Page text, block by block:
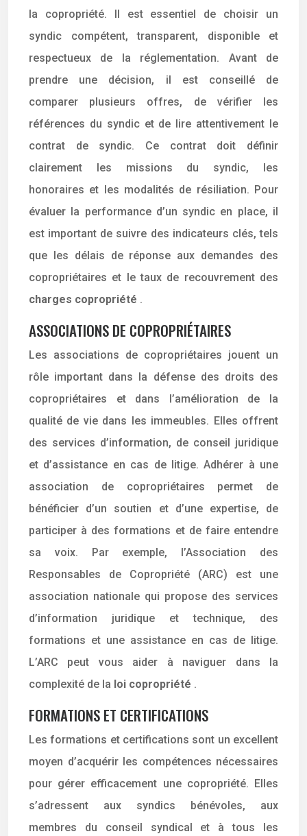
la copropriété. Il est essentiel de choisir un
syndic compétent, transparent, disponible et
respectueux de la réglementation. Avant de
prendre une décision, il est conseillé de
comparer plusieurs offres, de vérifier les
références du syndic et de lire attentivement le
contrat de syndic. Ce contrat doit définir
clairement les missions du syndic, les
honoraires et les modalités de résiliation. Pour
évaluer la performance d’un syndic en place, il
est important de suivre des indicateurs clés, tels
que les délais de réponse aux demandes des
copropriétaires et le taux de recouvrement des
charges copropriété .
ASSOCIATIONS DE COPROPRIÉTAIRES
Les associations de copropriétaires jouent un
rôle important dans la défense des droits des
copropriétaires et dans l’amélioration de la
qualité de vie dans les immeubles. Elles offrent
des services d’information, de conseil juridique
et d’assistance en cas de litige. Adhérer à une
association de copropriétaires permet de
bénéficier d’un soutien et d’une expertise, de
participer à des formations et de faire entendre
sa voix. Par exemple, l’Association des
Responsables de Copropriété (ARC) est une
association nationale qui propose des services
d’information juridique et technique, des
formations et une assistance en cas de litige.
L’ARC peut vous aider à naviguer dans la
complexité de la loi copropriété .
FORMATIONS ET CERTIFICATIONS
Les formations et certifications sont un excellent
moyen d’acquérir les compétences nécessaires
pour gérer efficacement une copropriété. Elles
s’adressent aux syndics bénévoles, aux
membres du conseil syndical et à tous les